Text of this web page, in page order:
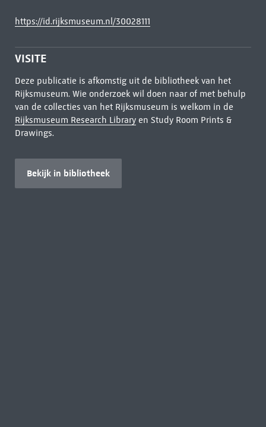
https://id.rijksmuseum.nl/30028111
VISITE
Deze publicatie is afkomstig uit de bibliotheek van het
Rijksmuseum. Wie onderzoek wil doen naar of met behulp
van de collecties van het Rijksmuseum is welkom in de
Rijksmuseum Research Libraryen Study Room Prints &
Drawings.
Bekijk in bibliotheek